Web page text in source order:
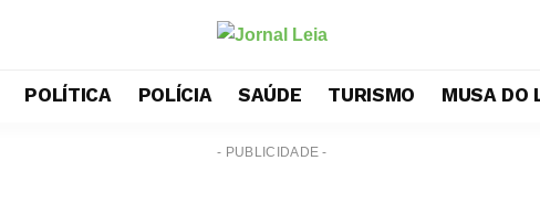
POLÍTICA POLÍCIA SAÚDE TURISMO MUSA DO
- PUBLICIDADE -